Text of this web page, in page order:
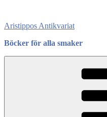
content
Aristippos Antikvariat
Böcker för alla smaker